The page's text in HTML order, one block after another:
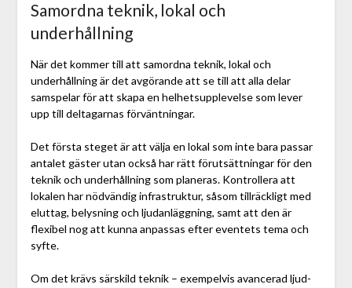
Samordna teknik, lokal och
underhållning
När det kommer till att samordna teknik, lokal och
underhållning är det avgörande att se till att alla delar
samspelar för att skapa en helhetsupplevelse som lever
upp till deltagarnas förväntningar.
Det första steget är att välja en lokal som inte bara passar
antalet gäster utan också har rätt förutsättningar för den
teknik och underhållning som planeras. Kontrollera att
lokalen har nödvändig infrastruktur, såsom tillräckligt med
eluttag, belysning och ljudanläggning, samt att den är
flexibel nog att kunna anpassas efter eventets tema och
syfte.
Om det krävs särskild teknik – exempelvis avancerad ljud-